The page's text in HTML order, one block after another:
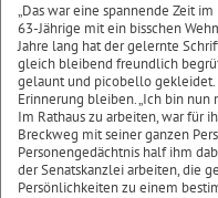
„Das war eine spannende Zeit
63-Jährige mit ein bisschen
Jahre lang hat der gelernte
gleich bleibend freundlich
gelaunt und picobello gekleidet.
Erinnerung bleiben. „Ich bin nun
Im Rathaus zu arbeiten, war für
Breckweg mit seiner ganzen
Personengedächtnis half ihm
der Senatskanzlei arbeiten, die
Persönlichkeiten zu einem